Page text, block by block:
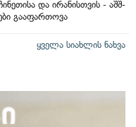
და ირანისთვის - აშშ-
გააფართოვა
ყველა სიახლის ნახვა